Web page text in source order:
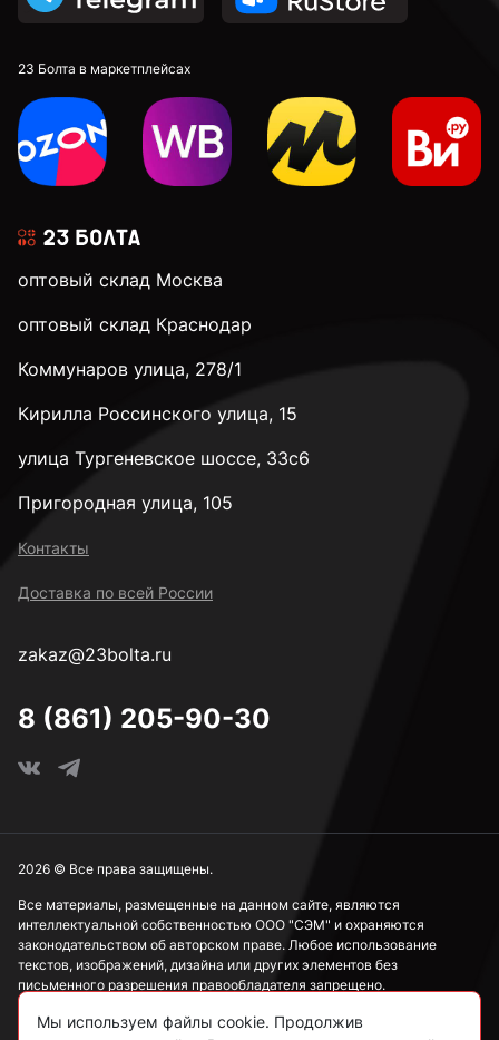
23 Болта в маркетплейсах
оптовый склад Москва
оптовый склад Краснодар
Коммунаров улица, 278/1
Кирилла Россинского улица, 15
улица Тургеневское шоссе, 33с6
Пригородная улица, 105
Контакты
Доставка по всей России
zakaz@23bolta.ru
8 (861) 205-90-30
Все материалы, размещенные на данном сайте, являются
интеллектуальной собственностью ООО "СЭМ" и охраняются
законодательством об авторском праве. Любое использование
текстов, изображений, дизайна или других элементов без
письменного разрешения правообладателя запрещено.
Информация, представленная на сайте, носит исключительно
2026 © Все права защищены.
Мы используем файлы cookie. Продолжив